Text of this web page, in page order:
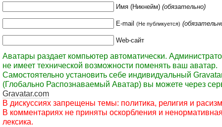
Имя (Никнейм) (обязательно)
E-mail (Не публикуется)
Web-сайт
Аватары раздает компьютер автоматически.
не имеет технической возможности поменять ваш аватар.
Самостоятельно установить себе индивидуальный
(Глобально Распознаваемый Аватар) вы можете через
Gravatar.com
В дискуссиях запрещены темы: политика, религия и
В комментариях не приняты оскорбления и
лексика.